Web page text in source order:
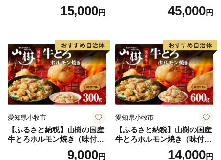
15,000円 45,000円
愛知県小牧市
【ふるさと納税】山樹の国産
牛とろホルモン焼き（味付/
9,000円
愛知県小牧市
【ふるさと納税】山樹の国産
牛とろホルモン焼き（味付/
タレ） 600g ホルモン 肉
牛肉 山樹 国産牛 とろホルモ
14,000円